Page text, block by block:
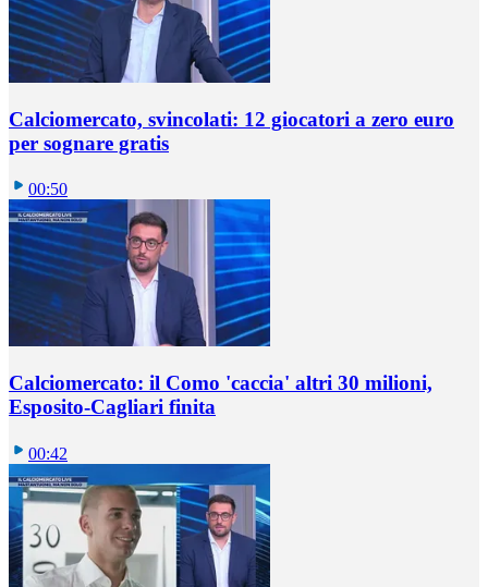
Calciomercato, svincolati: 12 giocatori a zero euro
per sognare gratis
00:50
Calciomercato: il Como 'caccia' altri 30 milioni,
Esposito-Cagliari finita
00:42